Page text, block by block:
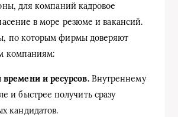
для компаний кадровое
в море резюме и вакансий.
по которым фирмы доверяют
компаниям:
и ресурсов.Внутреннему
и быстрее получить сразу
кандидатов.